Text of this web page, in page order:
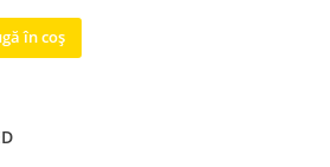
în coș